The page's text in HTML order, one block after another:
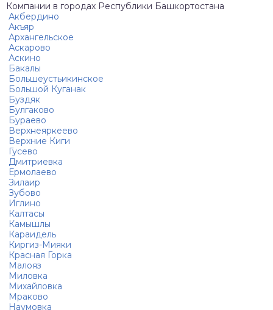
Компании в городах Республики Башкортостана
Акбердино
Акъяр
Архангельское
Аскарово
Аскино
Бакалы
Большеустьикинское
Большой Куганак
Буздяк
Булгаково
Бураево
Верхнеяркеево
Верхние Киги
Гусево
Дмитриевка
Ермолаево
Зилаир
Зубово
Иглино
Калтасы
Камышлы
Караидель
Киргиз-Мияки
Красная Горка
Малояз
Миловка
Михайловка
Мраково
Наумовка